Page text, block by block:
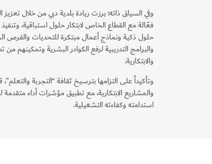
وفي السياق ذاته؛ برزت ريادة بلدية دبي من خلال
فعّالة مع القطاع الخاص لابتكار حلول استباقية، وتنفيذ
حلول ذكية ونماذج أعمال مبتكرة للتحديات والفرص
والبرامج التدريبية لرفع الكوادر البشرية وتمكينهم من
والابتكارية.
وتأكيداً على التزامها بترسيخ ثقافة “التجربة
والمشاريع الابتكارية، مع تطبيق مؤشرات أداء
استدامته وكفاءته التشغيلية.